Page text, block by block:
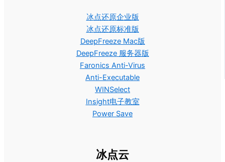
冰点还原企业版
冰点还原标准版
DeepFreeze Mac版
DeepFreeze 服务器版
Faronics Anti-Virus
Anti-Executable
WINSelect
Insight电子教室
Power Save
冰点云